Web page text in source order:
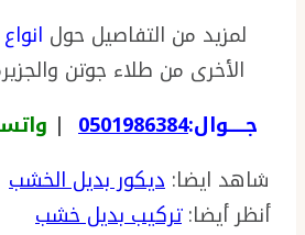
لمزيد من التفاصيل حول
الأخرى من طلاء جوتن
جـــــوال:0501986384
|
شاهد ايضا: ديكور بديل الخشب
أنظر أيضا:تركيب بديل خشب